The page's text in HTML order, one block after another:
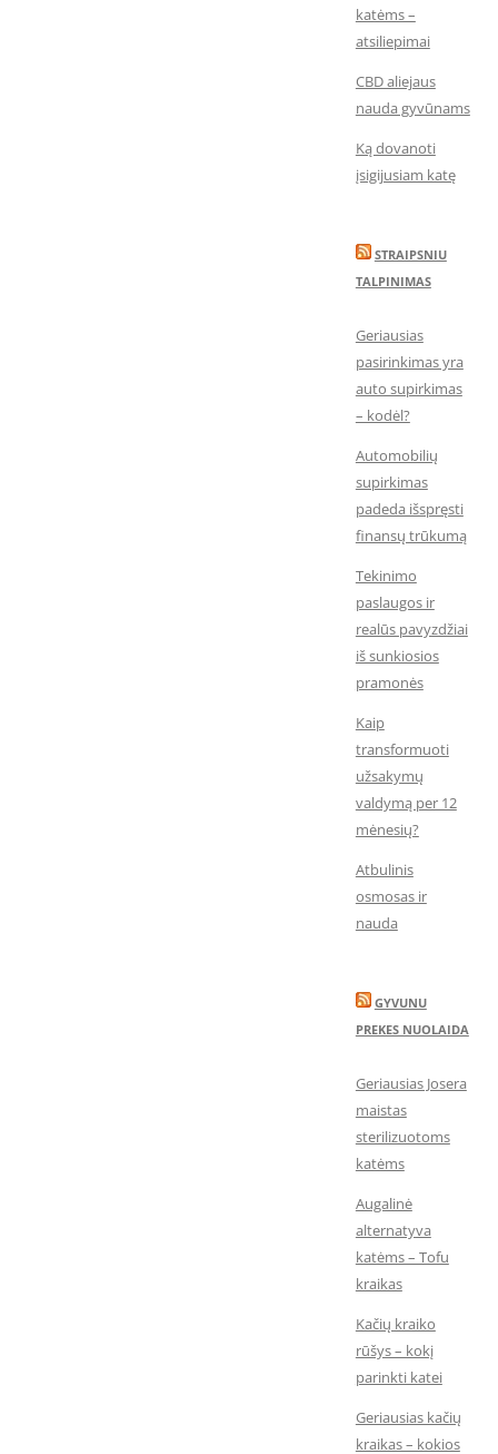
katėms –
atsiliepimai
CBD aliejaus
nauda gyvūnams
Ką dovanoti
įsigijusiam katę
STRAIPSNIU
TALPINIMAS
Geriausias
pasirinkimas yra
auto supirkimas
– kodėl?
Automobilių
supirkimas
padeda išspręsti
finansų trūkumą
Tekinimo
paslaugos ir
realūs pavyzdžiai
iš sunkiosios
pramonės
Kaip
transformuoti
užsakymų
valdymą per 12
mėnesių?
Atbulinis
osmosas ir
nauda
GYVUNU
PREKES NUOLAIDA
Geriausias Josera
maistas
sterilizuotoms
katėms
Augalinė
alternatyva
katėms – Tofu
kraikas
Kačių kraiko
rūšys – kokį
parinkti katei
Geriausias kačių
kraikas – kokios